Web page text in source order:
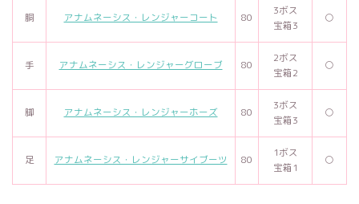
胴 アナムネーシス・レンジャーコート 80
3ボス
宝箱3
○
手 アナムネーシス・レンジャーグローブ 80
2ボス
宝箱2
○
脚 アナムネーシス・レンジャーホーズ 80
3ボス
宝箱3
○
足 アナムネーシス・レンジャーサイブーツ 80
1ボス
宝箱1
○